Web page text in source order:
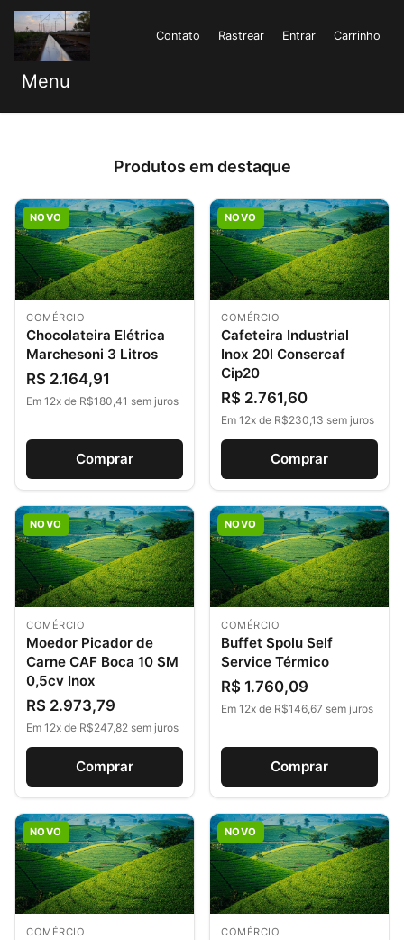
Contato Rastrear Entrar Carrinho
Menu
Produtos em destaque
NOVO
COMÉRCIO
Chocolateira Elétrica
Marchesoni 3 Litros
R$ 2.164,91
Em 12x de R$180,41 sem juros
Comprar
NOVO
COMÉRCIO
Cafeteira Industrial
Inox 20l Consercaf
Cip20
R$ 2.761,60
Em 12x de R$230,13 sem juros
Comprar
NOVO
COMÉRCIO
Moedor Picador de
Carne CAF Boca 10 SM
0,5cv Inox
R$ 2.973,79
Em 12x de R$247,82 sem juros
Comprar
NOVO
COMÉRCIO
Buffet Spolu Self
Service Térmico
R$ 1.760,09
Em 12x de R$146,67 sem juros
Comprar
NOVO
COMÉRCIO
NOVO
COMÉRCIO